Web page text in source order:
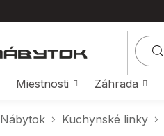
Miestnosti Záhrada
Nábytok Kuchynské linky